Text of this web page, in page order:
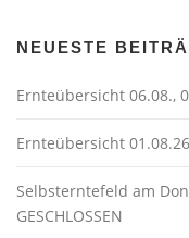
NEUESTE
Ernteübersicht 06.08.,
Ernteübersicht
Selbsterntefeld am
GESCHLOSSEN